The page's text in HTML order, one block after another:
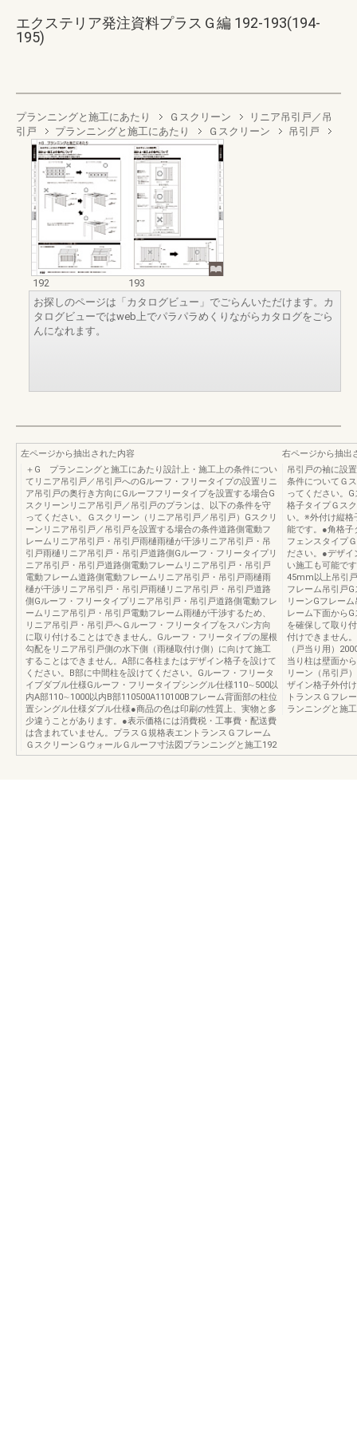
エクステリア発注資料プラスＧ編 192-193(194-
195)
プランニングと施工にあたり Ｇスクリーン
リニア吊引戸／吊
引戸
プランニングと施工にあたり Ｇスクリーン 吊引戸
192
193
お探しのページは「カタログビュー」でごらんいただけます。カ
タログビューではweb上でパラパラめくりながらカタログをごら
んになれます。
左ページから抽出された内容
＋G プランニングと施工にあたり設計上・施工上の条件につい
てリニア吊引戸／吊引戸へのGルーフ・フリータイプの設置リニ
ア吊引戸の奥行き方向にGルーフフリータイプを設置する場合G
スクリーンリニア吊引戸／吊引戸のプランは、以下の条件を守
ってください。Ｇスクリーン（リニア吊引戸／吊引戸）Gスクリ
ーンリニア吊引戸／吊引戸を設置する場合の条件道路側電動フ
レームリニア吊引戸・吊引戸雨樋雨樋が干渉リニア吊引戸・吊
引戸雨樋リニア吊引戸・吊引戸道路側Gルーフ・フリータイプリ
ニア吊引戸・吊引戸道路側電動フレームリニア吊引戸・吊引戸
電動フレーム道路側電動フレームリニア吊引戸・吊引戸雨樋雨
樋が干渉リニア吊引戸・吊引戸雨樋リニア吊引戸・吊引戸道路
側Gルーフ・フリータイプリニア吊引戸・吊引戸道路側電動フレ
ームリニア吊引戸・吊引戸電動フレーム雨樋が干渉するため、
リニア吊引戸・吊引戸へＧルーフ・フリータイプをスパン方向
に取り付けることはできません。Gルーフ・フリータイプの屋根
勾配をリニア吊引戸側の水下側（雨樋取付け側）に向けて施工
することはできません。A部に各柱またはデザイン格子を設けて
ください。B部に中間柱を設けてください。Gルーフ・フリータ
イプダブル仕様Gルーフ・フリータイプシングル仕様110∼500以
内A部110∼1000以内B部110500A110100Bフレーム背面部の柱位
置シングル仕様ダブル仕様●商品の色は印刷の性質上、実物と多
少違うことがあります。●表示価格には消費税・工事費・配送費
は含まれていません。プラスＧ規格表エントランスＧフレーム
ＧスクリーンＧウォールＧルーフ寸法図プランニングと施工192
右ページから抽出
吊引戸の袖に設
条件についてＧ
ってください。
格子タイプＧス
い。※外付け縦
能です。●角格子
フェンスタイプ
ださい。●デザイ
い施工も可能で
45mm以上吊引
フレーム吊引戸
リーンGフレー
レーム下面から
を確保して取り
付けできません
（戸当り用）
当り柱は壁面か
リーン（吊引戸
ザイン格子外付
トランスＧフレ
ランニングと施